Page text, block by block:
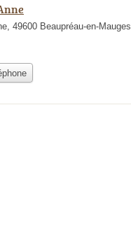
49600 Beaupréau-en-Mauges